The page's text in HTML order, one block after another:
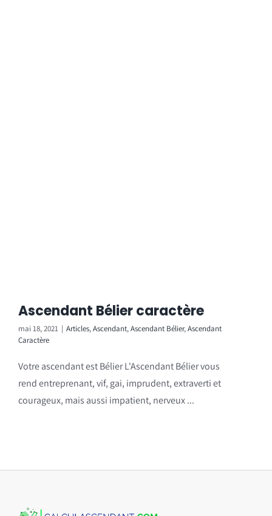
Ascendant Bélier caractère
mai 18, 2021 | Articles,Ascendant,Ascendant Bélier,Ascendant
Caractère
Votre ascendant est Bélier L'Ascendant Bélier vous
rend entreprenant, vif, gai, imprudent, extraverti et
courageux, mais aussi impatient, nerveux ...